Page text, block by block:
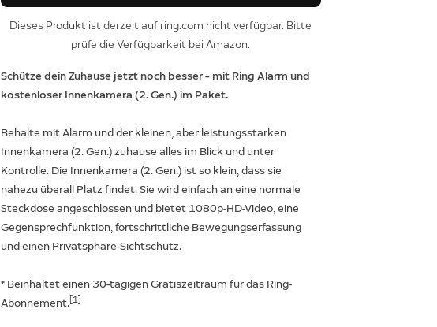
Dieses Produkt ist derzeit auf ring.com nicht verfügbar. Bitte
prüfe die Verfügbarkeit bei Amazon.
Schütze dein Zuhause jetzt noch besser – mit Ring Alarm und
kostenloser Innenkamera (2. Gen.) im Paket.
Behalte mit Alarm und der kleinen, aber leistungsstarken
Innenkamera (2. Gen.) zuhause alles im Blick und unter
Kontrolle. Die Innenkamera (2. Gen.) ist so klein, dass sie
nahezu überall Platz findet. Sie wird einfach an eine normale
Steckdose angeschlossen und bietet 1080p-HD-Video, eine
Gegensprechfunktion, fortschrittliche Bewegungserfassung
und einen Privatsphäre-Sichtschutz.
* Beinhaltet einen 30-tägigen Gratiszeitraum für das Ring-
Abonnement.[1]